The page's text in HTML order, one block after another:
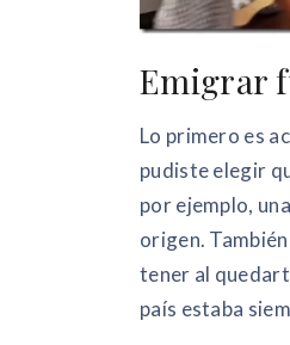
Emigrar
Lo primero es
pudiste elegir
por ejemplo,
origen.
tener al
país estaba